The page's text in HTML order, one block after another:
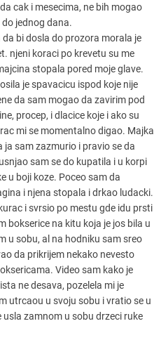
cak i mesecima, ne bih mogao
jednog dana.
bi dosla do prozora morala je
njeni koraci po krevetu su me
stopala pored moje glave.
je spavacicu ispod koje nije
da sam mogao da zavirim pod
procep, i dlacice koje i ako su
mi se momentalno digao. Majka
sam zazmurio i pravio se da
sam se do kupatila i u korpi
u boji koze. Poceo sam da
i njena stopala i drkao ludacki.
i svrsio po mestu gde idu prsti
bokserice na kitu koja je jos bila u
u sobu, al na hodniku sam sreo
da prikrijem nekako nevesto
Video sam kako je
ne desava, pozelela mi je
utrcaou u svoju sobu i vratio se u
usla zamnom u sobu drzeci ruke